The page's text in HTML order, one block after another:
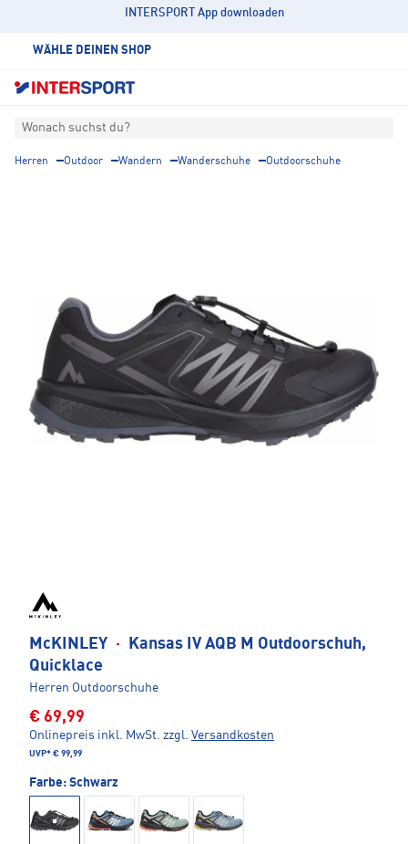
INTERSPORT App downloaden
WÄHLE DEINEN SHOP
Wonach suchst du?
Herren Outdoor Wandern Wanderschuhe Outdoorschuhe
McKINLEY ·
Kansas IV AQB M Outdoorschuh,
Quicklace
Herren Outdoorschuhe
€ 69,99
Onlinepreis inkl. MwSt. zzgl. Versandkosten
UVP* € 99,99
Farbe: Schwarz